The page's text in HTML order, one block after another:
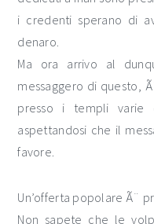
i credenti sperano di
denaro.
Ma ora arrivo al
messaggero di questo,
presso i templi varie
aspettandosi che il
favore.
Un’offerta popolare Ã¨
Non sapete che le